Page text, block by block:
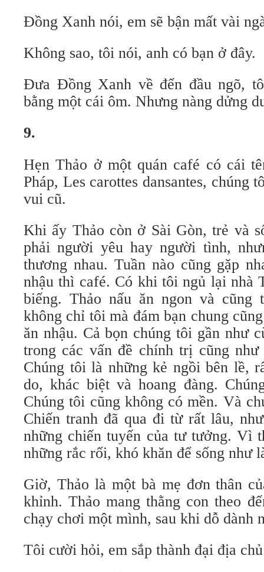
Đồng Xanh nói, em sẽ bận mất vài
Không sao, tôi nói, anh có bạn ở đây.
Đưa Đồng Xanh về đến đầu ngõ,
bằng một cái ôm. Nhưng nàng dửng
9.
Hẹn Thảo ở một quán café có cái
Pháp, Les carottes dansantes, chúng
vui cũ.
Khi ấy Thảo còn ở Sài Gòn, trẻ và
phải người yêu hay người tình,
thương nhau. Tuần nào cũng gặp
nhậu thì café. Có khi tôi ngủ lại nhà
biếng. Thảo nấu ăn ngon và cũng
không chỉ tôi mà đám bạn chung
ăn nhậu. Cả bọn chúng tôi gần như
trong các vấn đề chính trị cũng như
Chúng tôi là những kẻ ngồi bên lề,
do, khác biệt và hoang đàng.
Chúng tôi cũng không có mền. Và
Chiến tranh đã qua đi từ rất lâu,
những chiến tuyến của tư tưởng. Vì
những rắc rối, khó khăn để sống như
Giờ, Thảo là một bà mẹ đơn thân
khỉnh. Thảo mang thằng con theo
chạy chơi một mình, sau khi dỗ dành
Tôi cười hỏi, em sắp thành đại địa